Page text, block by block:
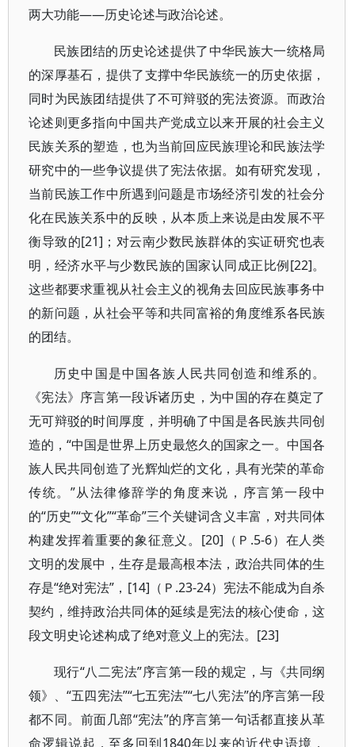
两大功能——历史论述与政治论述。
民族团结的历史论述提供了中华民族大一统格局
的深厚基石，提供了支撑中华民族统一的历史依据，
同时为民族团结提供了不可辩驳的宪法资源。而政治
论述则更多指向中国共产党成立以来开展的社会主义
民族关系的塑造，也为当前回应民族理论和民族法学
研究中的一些争议提供了宪法依据。如有研究发现，
当前民族工作中所遇到问题是市场经济引发的社会分
化在民族关系中的反映，从本质上来说是由发展不平
衡导致的[21]；对云南少数民族群体的实证研究也表
明，经济水平与少数民族的国家认同成正比例[22]。
这些都要求重视从社会主义的视角去回应民族事务中
的新问题，从社会平等和共同富裕的角度维系各民族
的团结。
历史中国是中国各族人民共同创造和维系的。
《宪法》序言第一段诉诸历史，为中国的存在奠定了
无可辩驳的时间厚度，并明确了中国是各民族共同创
造的，“中国是世界上历史最悠久的国家之一。中国各
族人民共同创造了光辉灿烂的文化，具有光荣的革命
传统。”从法律修辞学的角度来说，序言第一段中
的“历史”“文化”“革命”三个关键词含义丰富，对共同体
构建发挥着重要的象征意义。[20]（Ｐ.5-6）在人类
文明的发展中，生存是最高根本法，政治共同体的生
存是“绝对宪法”，[14]（Ｐ.23-24）宪法不能成为自杀
契约，维持政治共同体的延续是宪法的核心使命，这
段文明史论述构成了绝对意义上的宪法。[23]
现行“八二宪法”序言第一段的规定，与《共同纲
领》、“五四宪法”“七五宪法”“七八宪法”的序言第一段
都不同。前面几部“宪法”的序言第一句话都直接从革
命逻辑说起，至多回到1840年以来的近代史语境，